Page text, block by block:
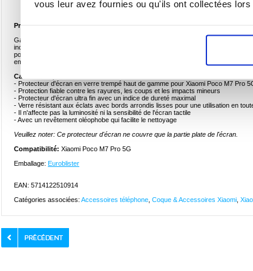
vous leur avez fournies ou qu'ils ont collectées
Protecteur d'Écran en Verre Trempé pour Xiaomi Poco M7 Pro 5G - 9H,
Gardez l'écran de votre Xiaomi Poco M7 Pro 5G en parfait état avec ce
incassable est fait en verre trempé de qualité supérieure, avec une
pour Xiaomi Poco M7 Pro 5G est entièrement transparent et n'affecte pas la
empêche les taches, la saleté et les traces de doigts.
Caractéristiques:
- Protecteur d'écran en verre trempé haut de gamme pour Xiaomi Poco M7 Pro
- Protection fiable contre les rayures, les coups et les impacts mineurs
- Protecteur d'écran ultra fin avec un indice de dureté maximal
- Verre résistant aux éclats avec bords arrondis lisses pour une utilisation en
- Il n'affecte pas la luminosité ni la sensibilité de l'écran tactile
- Avec un revêtement oléophobe qui facilite le nettoyage
Veuillez noter: Ce protecteur d'écran ne couvre que la partie plate de l'écran.
Compatibilité: Xiaomi Poco M7 Pro 5G
Emballage: Euroblister
EAN: 5714122510914
Catégories associées: Accessoires téléphone Coque & Accessoires Xiaomi